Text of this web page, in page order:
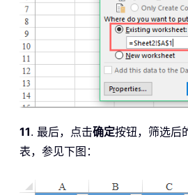
11. 最后，点击确定按钮，筛选后
表，参见下图：